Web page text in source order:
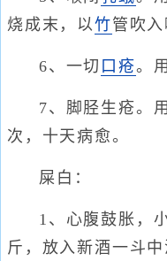
烧成末，以竹管吹入
6、一切 口疮。
7、脚胫生疮。
次，十天病愈。
屎白：
1、心腹鼓胀，
斤，放入新酒一斗